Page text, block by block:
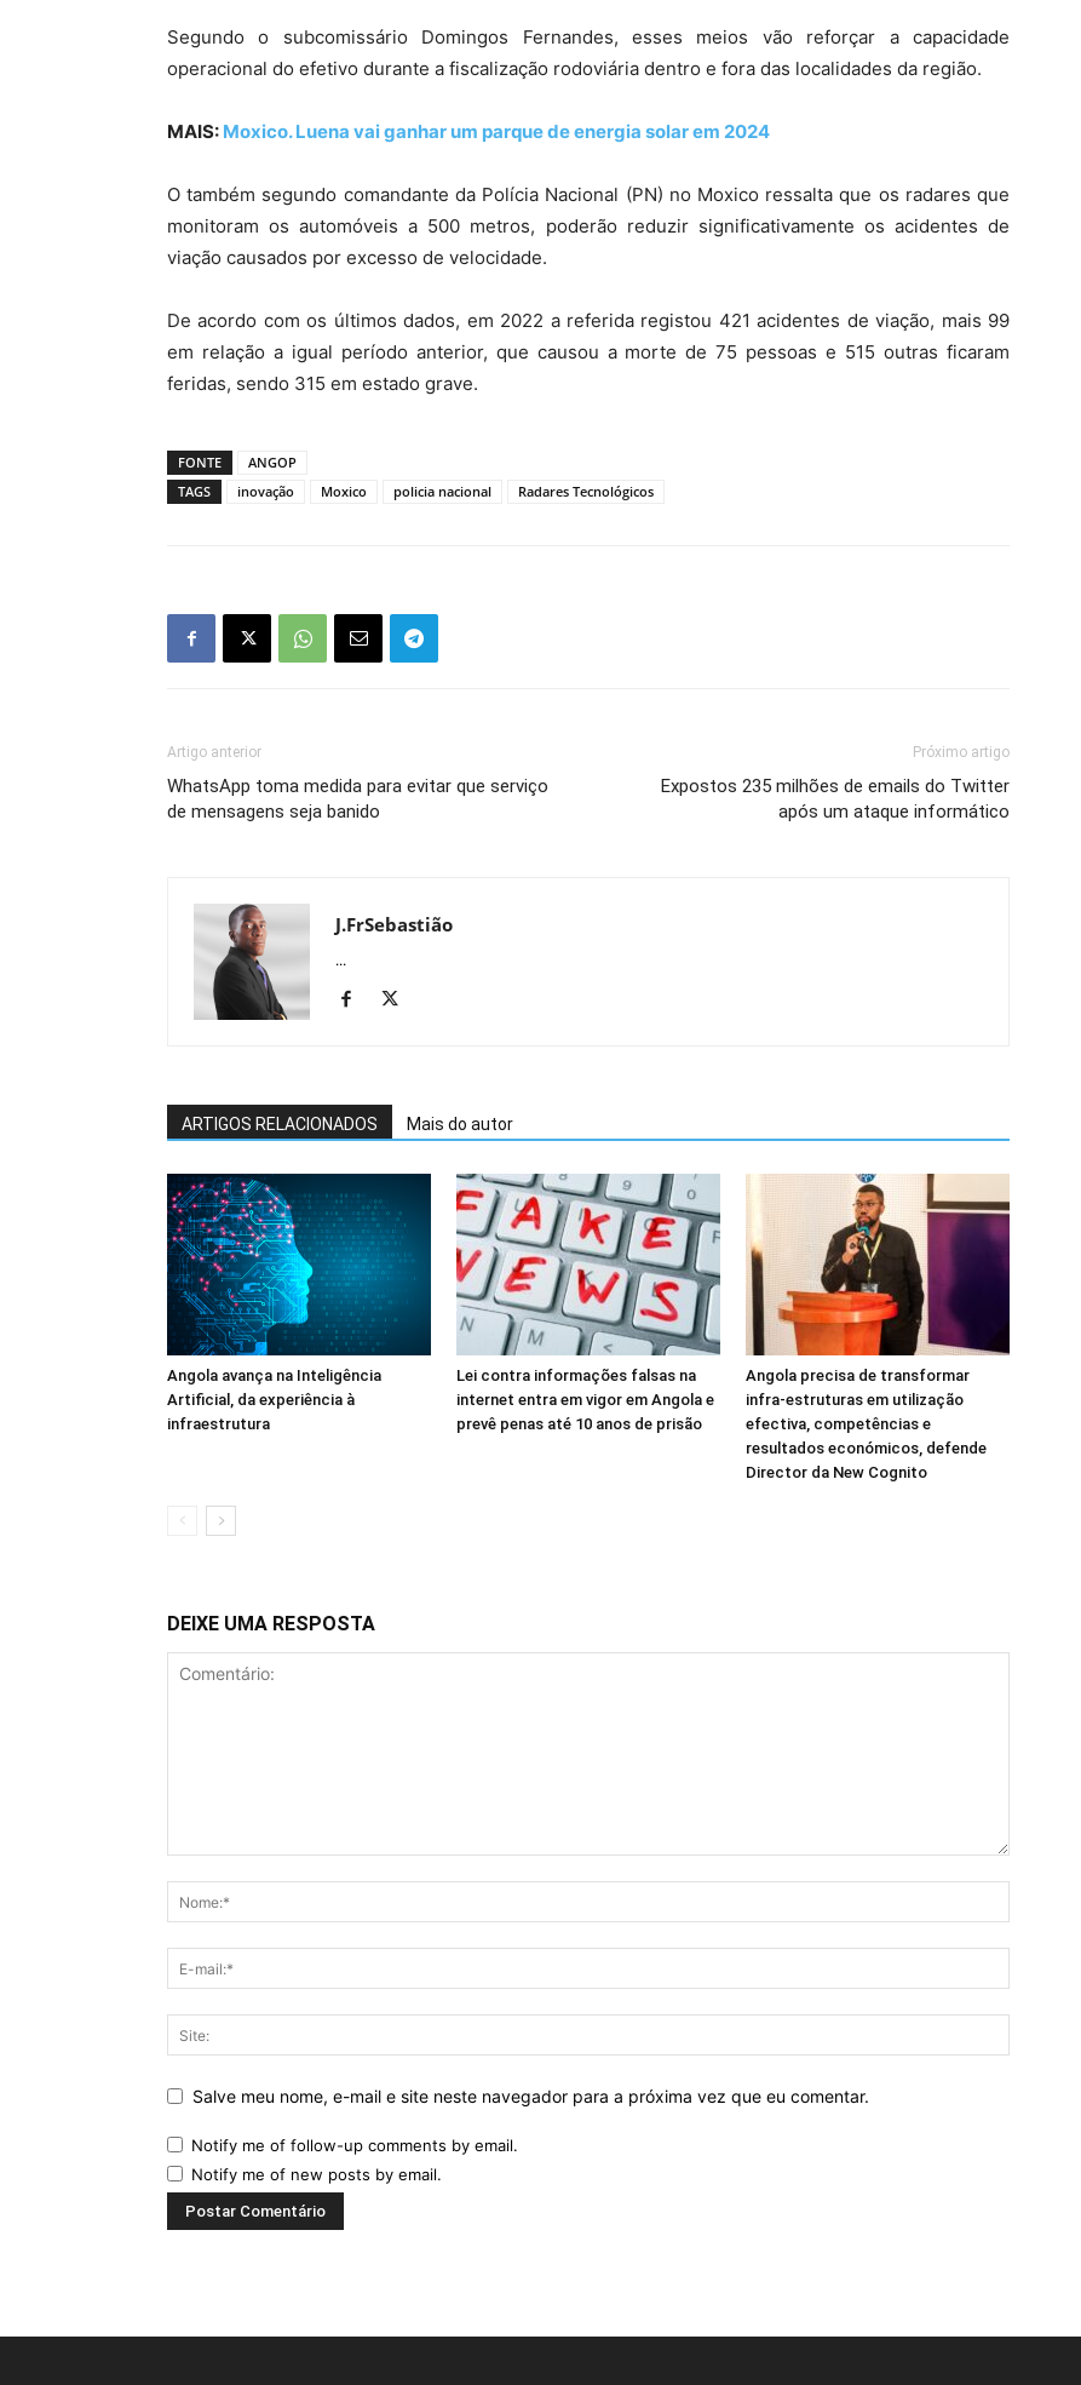
Segundo o subcomissário Domingos Fernandes, esses meios vão reforçar a capacidade
operacional do efetivo durante a fiscalização rodoviária dentro e fora das localidades da região.
MAIS: Moxico. Luena vai ganhar um parque de energia solar em 2024
O também segundo comandante da Polícia Nacional (PN) no Moxico ressalta que os radares que
monitoram os automóveis a 500 metros, poderão reduzir significativamente os acidentes de
viação causados por excesso de velocidade.
De acordo com os últimos dados, em 2022 a referida registou 421 acidentes de viação, mais 99
em relação a igual período anterior, que causou a morte de 75 pessoas e 515 outras ficaram
feridas, sendo 315 em estado grave.
FONTE
ANGOP
TAGS
inovação Moxico policia nacional Radares Tecnológicos
Artigo anterior
WhatsApp toma medida para evitar que serviço
de mensagens seja banido
Próximo artigo
Expostos 235 milhões de emails do Twitter
após um ataque informático
J.FrSebastião
...
ARTIGOS RELACIONADOS Mais do autor
Angola avança na Inteligência
Artificial, da experiência à
infraestrutura
Lei contra informações falsas na
internet entra em vigor em Angola e
prevê penas até 10 anos de prisão
Angola precisa de transformar
infra-estruturas em utilização
efectiva, competências e
resultados económicos, defende
Director da New Cognito
DEIXE UMA RESPOSTA
Salve meu nome, e-mail e site neste navegador para a próxima vez que eu comentar.
Notify me of follow-up comments by email.
Notify me of new posts by email.